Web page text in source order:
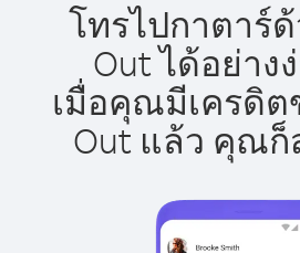
โทรไปกาตาร์
Out ได้อย่าง
เมื่อคุณมีเครดิต
Out แล้ว คุณก็